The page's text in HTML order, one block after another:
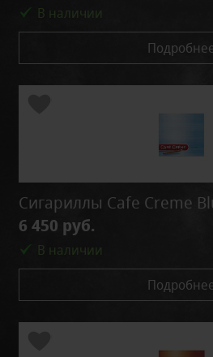
В наличии
Сигариллы Cafe Creme
6 450 руб.
В наличии